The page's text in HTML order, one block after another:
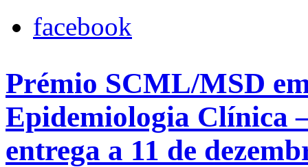
facebook
Prémio SCML/MSD
Epidemiologia Clínica
entrega a 11 de